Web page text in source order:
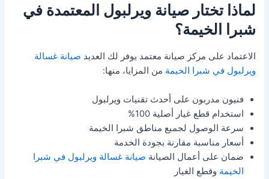
لماذا تختار صيانة ويرلبول المعتمدة في
شبرا الخيمة؟
الاعتماد على مركز صيانة معتمد يوفر لك العديد صيانة غسالة
ويرلبول في شبرا الخيمة من المزايا، منها:
فنيون مدربون على أحدث تقنيات ويرلبول
استخدام قطع غيار أصلية 100%
سرعة الوصول لجميع مناطق شبرا الخيمة
أسعار مناسبة مقارنة بجودة الخدمة
ضمان على أعمال الصيانة صيانة غسالة ويرلبول في شبرا
الخيمة وقطع الغيار